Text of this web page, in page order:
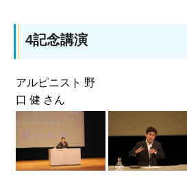
4記念講演
アルピニスト 野
口 健 さん